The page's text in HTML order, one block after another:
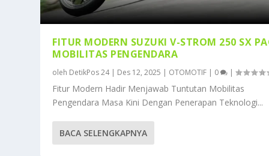
FITUR MODERN SUZUKI V-STROM 250 SX
MOBILITAS PENGENDARA
oleh DetikPos 24| Des 12, 2025 | OTOMOTIF | 0 |
Fitur Modern Hadir Menjawab Tuntutan Mobilitas
Pengendara Masa Kini Dengan Penerapan Teknologi...
BACA SELENGKAPNYA